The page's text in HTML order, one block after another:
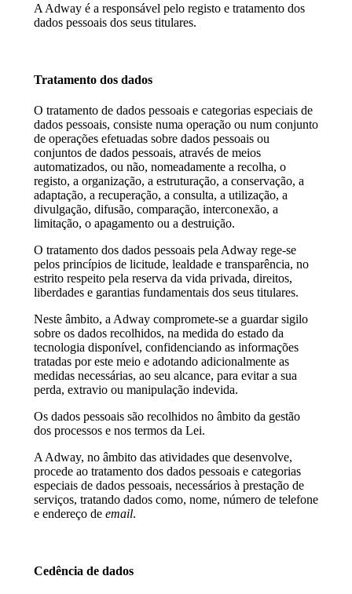
A Adway é a responsável pelo registo e tratamento dos
dados pessoais dos seus titulares.
Tratamento dos dados
O tratamento de dados pessoais e categorias especiais de
dados pessoais, consiste numa operação ou num conjunto
de operações efetuadas sobre dados pessoais ou
conjuntos de dados pessoais, através de meios
automatizados, ou não, nomeadamente a recolha, o
registo, a organização, a estruturação, a conservação, a
adaptação, a recuperação, a consulta, a utilização, a
divulgação, difusão, comparação, interconexão, a
limitação, o apagamento ou a destruição.
O tratamento dos dados pessoais pela Adway rege-se
pelos princípios de licitude, lealdade e transparência, no
estrito respeito pela reserva da vida privada, direitos,
liberdades e garantias fundamentais dos seus titulares.
Neste âmbito, a Adway compromete-se a guardar sigilo
sobre os dados recolhidos, na medida do estado da
tecnologia disponível, confidenciando as informações
tratadas por este meio e adotando adicionalmente as
medidas necessárias, ao seu alcance, para evitar a sua
perda, extravio ou manipulação indevida.
Os dados pessoais são recolhidos no âmbito da gestão
dos processos e nos termos da Lei.
A Adway, no âmbito das atividades que desenvolve,
procede ao tratamento dos dados pessoais e categorias
especiais de dados pessoais, necessários à prestação de
serviços, tratando dados como, nome, número de telefone
e endereço de email.
Cedência de dados